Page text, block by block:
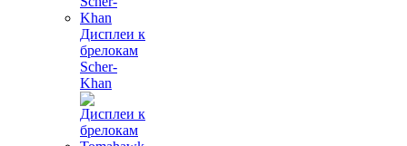
Дисплеи к
брелокам
Scher-
Khan